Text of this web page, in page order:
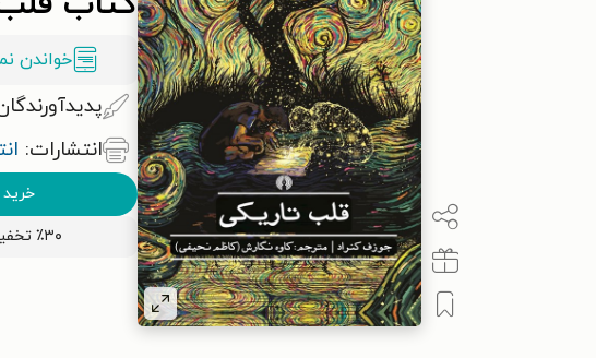
خواندن
انتشارات:
٪۳۰ تخفیف اولین خرید کتاب با کد